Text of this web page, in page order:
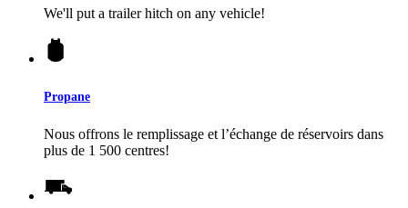
We'll put a trailer hitch on any vehicle!
Propane
Nous offrons le remplissage et l’échange de réservoirs dans
plus de 1 500 centres!